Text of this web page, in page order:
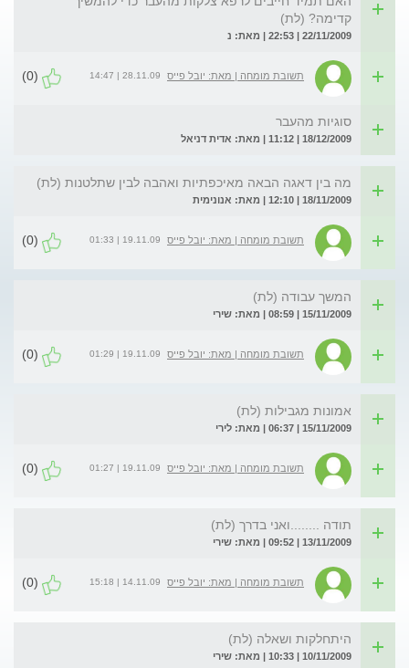
קדימה? (לת)
22/11/2009 | 22:53 | מאת: נ
תשובת מומחה | מאת: יובל פייס 28.11.09 | 14:47
(0)
סוגיות מהעבר
18/12/2009 | 11:12 | מאת: אדית דניאל
מה בין דאגה הבאה מאיכפתיות ואהבה לבין שתלטנות (לת)
18/11/2009 | 12:10 | מאת: אנונימית
תשובת מומחה | מאת: יובל פייס 19.11.09 | 01:33
(0)
המשך עבודה (לת)
15/11/2009 | 08:59 | מאת: שירי
תשובת מומחה | מאת: יובל פייס 19.11.09 | 01:29
(0)
אמונות מגבילות (לת)
15/11/2009 | 06:37 | מאת: לירי
תשובת מומחה | מאת: יובל פייס 19.11.09 | 01:27
(0)
תודה ........ואני בדרך (לת)
13/11/2009 | 09:52 | מאת: שירי
תשובת מומחה | מאת: יובל פייס 14.11.09 | 15:18
(0)
היתחלקות ושאלה (לת)
10/11/2009 | 10:33 | מאת: שירי